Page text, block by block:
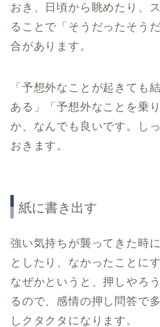
おき、日頃から眺めたり、
ることで「そうだったそう
合があります。
「予想外なことが起きても
ある」「予想外なことを乗
か、なんでも良いです。し
おきます。
紙に書き出す
強い気持ちが襲ってきた時
としたり、なかったことに
なぜかというと、押しやろ
るので、感情の押し問答で
しクタクタになります。